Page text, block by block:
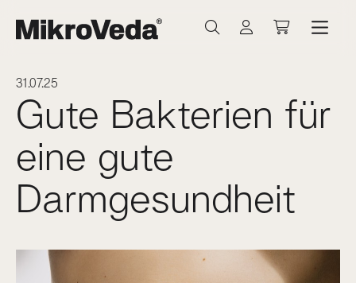
Zum Hauptinhalt springen
31.07.25
Gute Bakterien für
eine gute
Darmgesundheit